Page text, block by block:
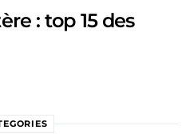
: top 15 des